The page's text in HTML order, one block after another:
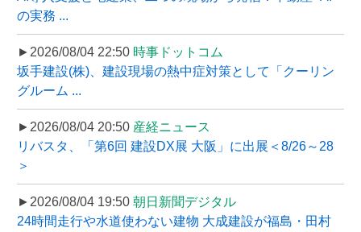
の実務 ...
►2026/08/04 22:50 時事ドットコム
坂手建設(株)、建設現場の熱中症対策として「クーリン
グルーム ...
►2026/08/04 20:50 産経ニュース
リバスタ、「第6回 建設DX展 大阪」に出展＜8/26～28
＞
►2026/08/04 19:50 朝日新聞デジタル
24時間走行や水道使わない建物 大成建設が福島・田村